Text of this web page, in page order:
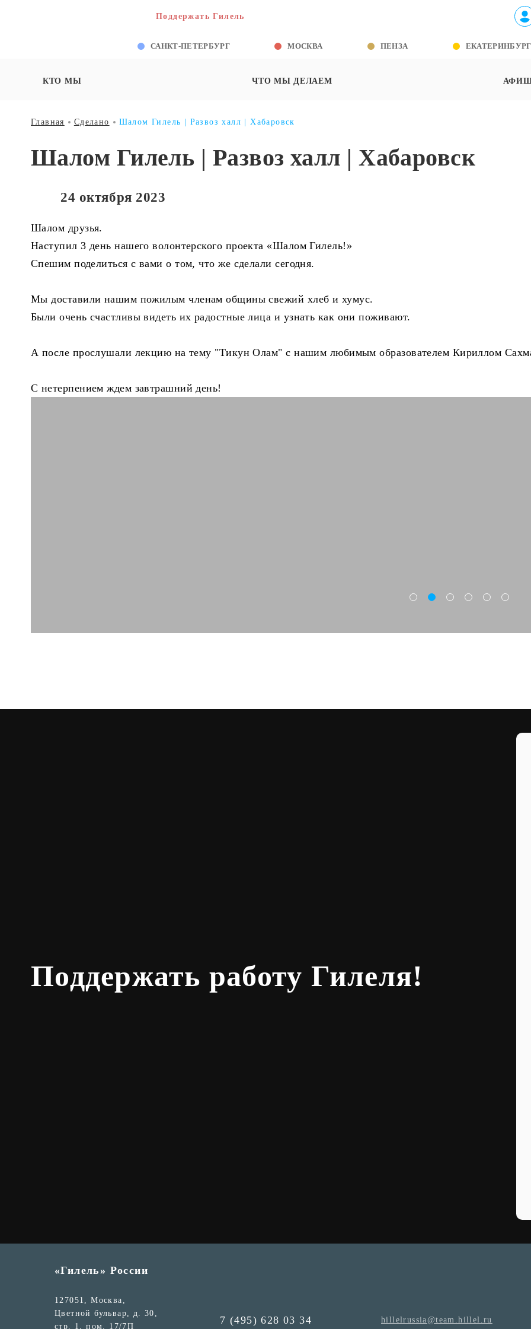
Поддержать Гилель
САНКТ-ПЕТЕРБУРГ МОСКВА ПЕНЗА ЕКАТЕРИНБУРГ
КТО МЫ ЧТО МЫ ДЕЛАЕМ
Главная Сделано Шалом Гилель | Развоз халл | Хабаровск
Шалом Гилель | Развоз халл | Хабаровск
24 октября 2023
Шалом друзья.
Наступил 3 день нашего волонтерского проекта «Шалом Гилель!»
Спешим поделиться с вами о том, что же сделали сегодня.
Мы доставили нашим пожилым членам общины свежий хлеб и хумус.
Были очень счастливы видеть их радостные лица и узнать как они поживают.
А после прослушали лекцию на тему "Тикун Олам" с нашим любимым образователем Кириллом
С нетерпением ждем завтрашний день!
Поддержать работу Гилеля!
«Гилель» России
127051, Москва,
Цветной бульвар, д. 30,
стр. 1, пом. 17/7П
7 (495) 628 03 34 hillelrussia@team.hillel.ru